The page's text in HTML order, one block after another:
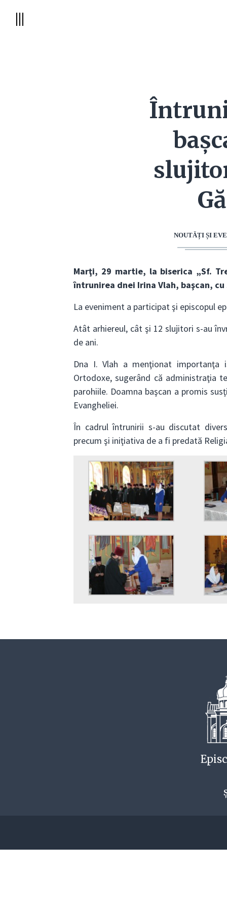
NOUTĂȚI ȘI
Marţi, 29 martie, la biserica „Sf.
întrunirea dnei Irina Vlah, başcan,
La eveniment a participat şi episcopul
Atât arhiereul, cât şi 12 slujitori s-au
de ani.
Dna I. Vlah a menţionat importanţa
Ortodoxe, sugerând că administraţia
parohiile. Doamna başcan a promis
Evangheliei.
În cadrul întrunirii s-au discutat
precum şi iniţiativa de a fi predată